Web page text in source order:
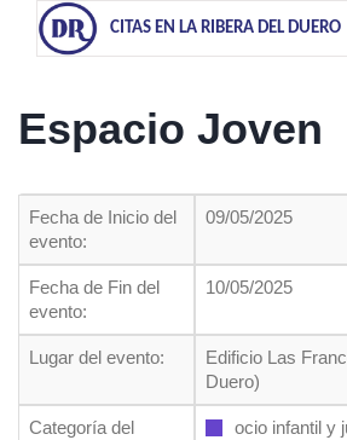
CITAS EN LA RIBERA DEL DUERO
Espacio Joven
Fecha de Inicio del
evento:
09/05/2025
Fecha de Fin del
evento:
10/05/2025
Lugar del evento:
Edificio Las
Duero)
Categoría del
ocio infantil y